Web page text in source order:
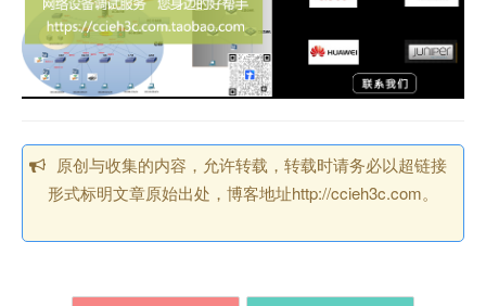
原创与收集的内容，允许转载，转载时请务必以超链接
形式标明文章原始出处，博客地址http://ccieh3c.com。